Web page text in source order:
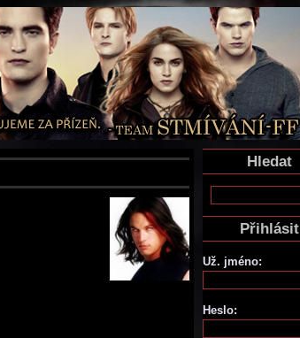
Hledat
Přihlásit
Už. jméno:
Heslo: